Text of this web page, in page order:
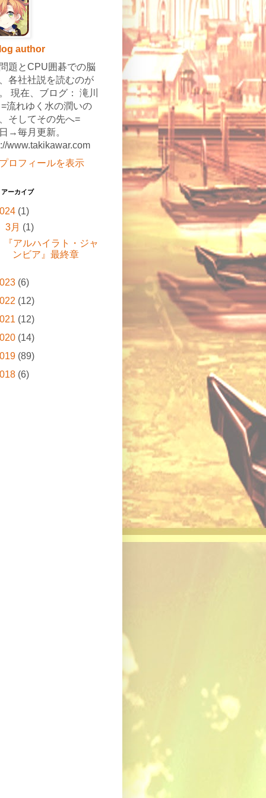
author
題とCPU囲碁での脳
各社社説を読むのが
現在、ブログ： 滝川
流れゆく水の潤いの
そしてその先へ=
→毎月更新。
www.takikawar.com
ロフィールを表示
ーカイブ
(1)
3月 (1)
『アルハイラト・ジャ
ンビア』最終章
(6)
(12)
(12)
(14)
(89)
(6)